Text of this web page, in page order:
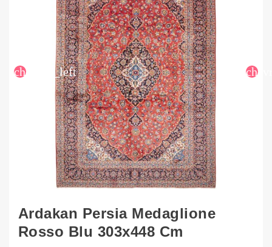
chevron_left
Ardakan Persia Medaglione
Rosso Blu 303x448 Cm